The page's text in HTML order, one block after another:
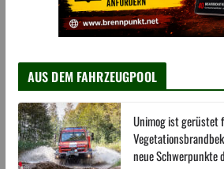
AUS DEM FAHRZEUGPOOL
Unimog ist gerüstet
neue Schwerpunkte